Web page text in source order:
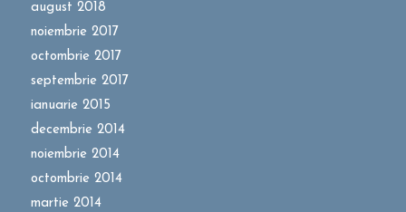
august 2018
noiembrie 2017
octombrie 2017
septembrie 2017
ianuarie 2015
decembrie 2014
noiembrie 2014
octombrie 2014
martie 2014